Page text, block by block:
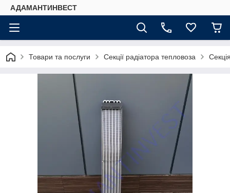
АДАМАНТИНВЕСТ
Товари та послуги Секції радіатора тепловоза